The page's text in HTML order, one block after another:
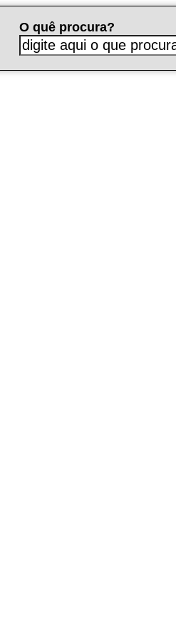
O quê procura?